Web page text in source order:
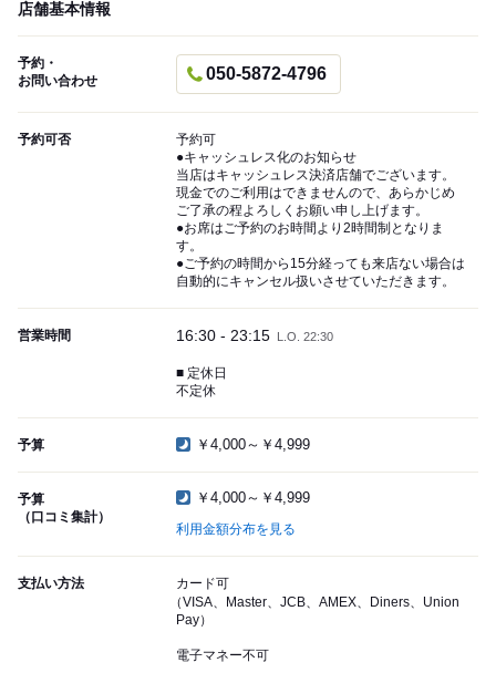
店舗基本情報
予約・
お問い合わせ
050-5872-4796
予約可否
予約可
●キャッシュレス化のお知らせ
当店はキャッシュレス決済店舗でございます。
現金でのご利用はできませんので、あらかじめ
ご了承の程よろしくお願い申し上げます。
●お席はご予約のお時間より2時間制となりま
す。
●ご予約の時間から15分経っても来店ない場合は
自動的にキャンセル扱いさせていただきます。
営業時間 16:30 - 23:15 L.O. 22:30
■ 定休日
不定休
予算 ￥4,000～￥4,999
予算
（口コミ集計）
￥4,000～￥4,999
利用金額分布を見る
支払い方法
カード可
（VISA、Master、JCB、AMEX、Diners、Union
Pay）
電子マネー不可